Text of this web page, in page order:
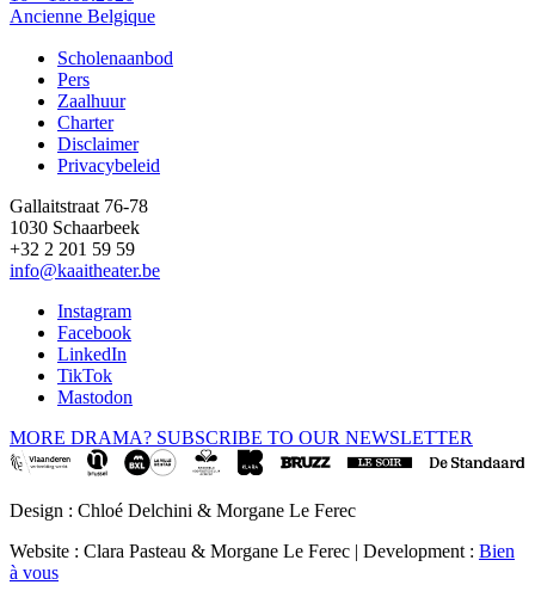
Ancienne Belgique
Footer
Scholenaanbod
Pers
Zaalhuur
Charter
Disclaimer
Privacybeleid
Gallaitstraat 76-78
1030 Schaarbeek
+32 2 201 59 59
info@kaaitheater.be
Instagram
Facebook
LinkedIn
TikTok
Mastodon
MORE DRAMA? SUBSCRIBE TO OUR NEWSLETTER
Design : Chloé Delchini & Morgane Le Ferec
Website : Clara Pasteau & Morgane Le Ferec | Development : Bien
à vous